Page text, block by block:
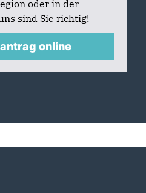
oder in der
sind Sie richtig!
online